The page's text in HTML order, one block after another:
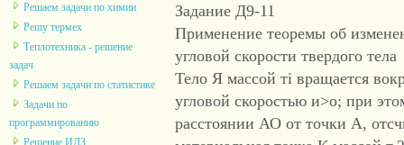
Решаем задачи по химии
Решу термех
Теплотехника - решение
задач
Решаем задачи по статистике
Задачи по
программированию
Решение ИДЗ
Задание Д9-11
Применение теоремы об
угловой скорости твердого тела
Тело Я массой тi вращается
угловой скоростью и>о; при
расстоянии АО от точки А,